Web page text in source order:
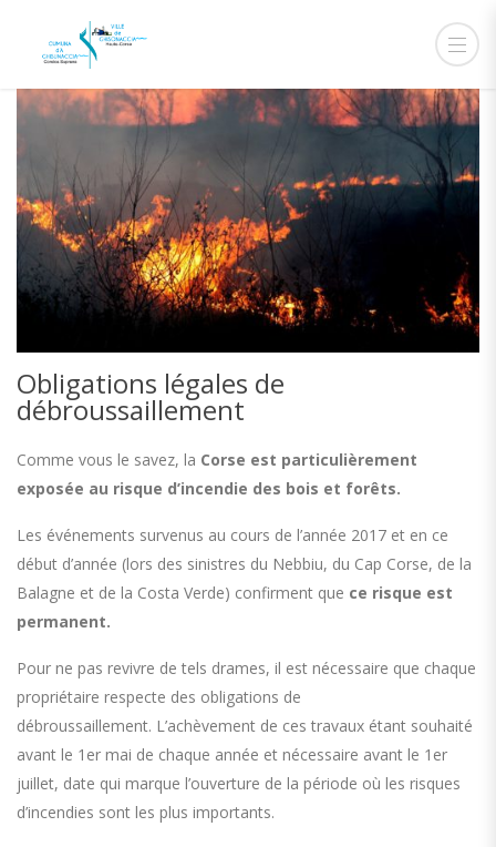
Obligations légales de
débroussaillement
Comme vous le savez, la Corse est particulièrement
exposée au risque d’incendie des bois et forêts.
Les événements survenus au cours de l’année 2017 et en ce
début d’année (lors des sinistres du Nebbiu, du Cap Corse, de la
Balagne et de la Costa Verde) confirment que ce risque est
permanent.
Pour ne pas revivre de tels drames, il est nécessaire que chaque
propriétaire respecte des obligations de
débroussaillement. L’achèvement de ces travaux étant souhaité
avant le 1er mai de chaque année et nécessaire avant le 1er
juillet, date qui marque l’ouverture de la période où les risques
d’incendies sont les plus importants.